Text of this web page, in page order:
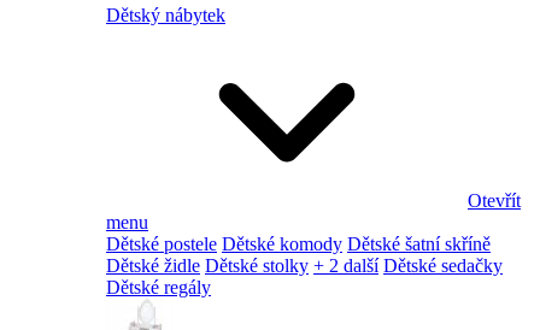
Dětský nábytek
Otevřít
menu
Dětské postele Dětské komody Dětské šatní skříně
Dětské židle Dětské stolky + 2 další Dětské sedačky
Dětské regály